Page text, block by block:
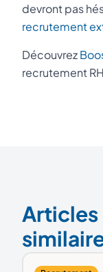
devront pas
recrutement
Découvrez
recrutement
Articles